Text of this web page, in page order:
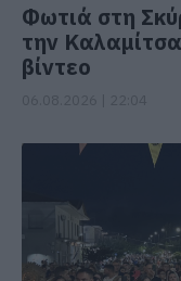
Φωτιά στη
την
βίντεο